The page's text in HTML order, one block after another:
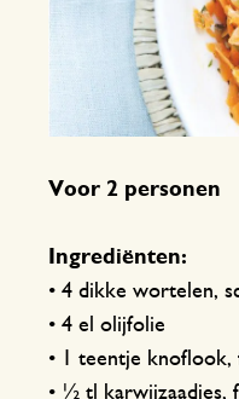
Voor 2 personen
Ingrediënten:
• 4 dikke wortelen,
• 4 el olijfolie
• 1 teentje knoflook,
• ½ tl karwijzaadjes,